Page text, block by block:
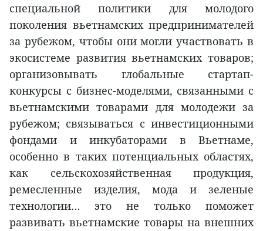
специальной политики для молодого
поколения вьетнамских предпринимателей
за рубежом, чтобы они могли участвовать в
экосистеме развития вьетнамских товаров;
организовывать глобальные стартап-
конкурсы с бизнес-моделями, связанными с
вьетнамскими товарами для молодежи за
рубежом; связываться с инвестиционными
фондами и инкубаторами в Вьетнаме,
особенно в таких потенциальных областях,
как сельскохозяйственная продукция,
ремесленные изделия, мода и зеленые
технологии… это не только поможет
развивать вьетнамские товары на внешних